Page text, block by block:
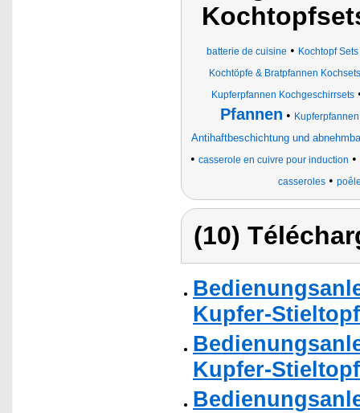
batterie de cuisine • Kochtopf Sets
Kochtöpfe & Bratpfannen Kochsets
Kupferpfannen Kochgeschirrsets
Pfannen • Kupferpfannen
Antihaftbeschichtung und
• casserole en cuivre pour induction •
casseroles•
(10)
Kupfer-
Kupfer-